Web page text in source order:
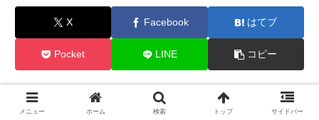
X Facebook はてブ
Pocket LINE コピー
wpmasterをフォローする
メニュー ホーム 検索 トップ サイドバー